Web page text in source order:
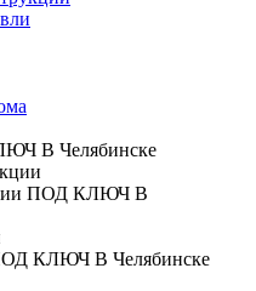
В Челябинске
ПОД КЛЮЧ В
КЛЮЧ В Челябинске